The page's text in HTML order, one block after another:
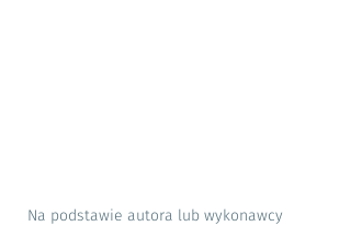
Na podstawie autora lub wykonawcy